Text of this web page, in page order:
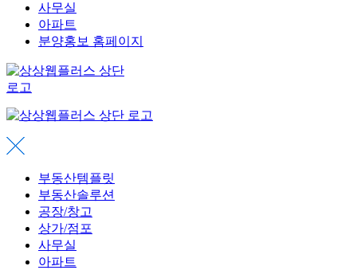
사무실
아파트
분양홍보 홈페이지
부동산템플릿
부동산솔루션
공장/창고
상가/점포
사무실
아파트